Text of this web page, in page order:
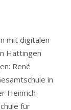
mit digitalen
Hattingen
René
in
Heinrich-
für